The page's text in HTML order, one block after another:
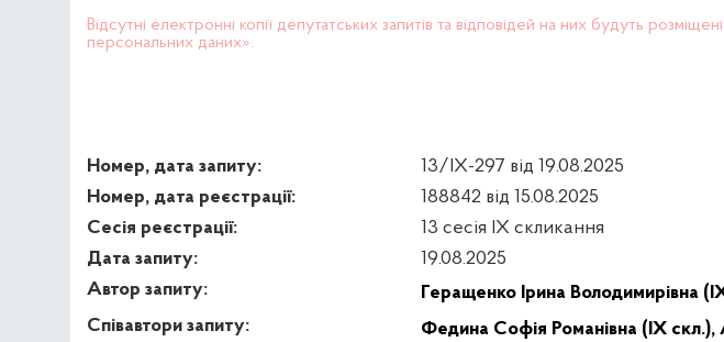
Відсутні електронні копії депутатських запитів та відповідей на них будуть
персональних даних».
Номер, дата запиту:
13/IX-297 від 19.08.2025
Номер, дата реєстрації:
188842 від 15.08.2025
Сесія реєстрації:
13 сесія IX скликання
Дата запиту:
19.08.2025
Автор запиту:
Геращенко Ірина Володимирівна
Співавтори запиту:
Федина Софія Романівна (IX скл.),